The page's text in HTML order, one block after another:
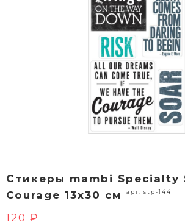
Стикеры mambi Specialty
Courage 13х30 см
арт. stp-144
120 ₽